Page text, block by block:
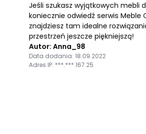
Jeśli szukasz wyjątkowych mebli
koniecznie odwiedź serwis Meble
znajdziesz tam idealne
przestrzeń jeszcze piękniejszą!
Autor: Anna_98
Data dodania: 18.09.2022
Adres IP: ***.***.167.25